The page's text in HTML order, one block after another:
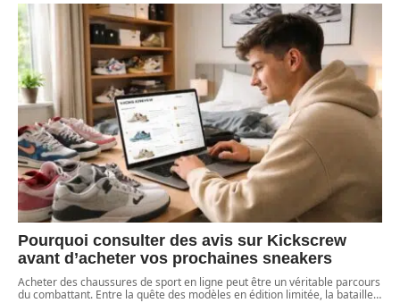
Pourquoi consulter des avis sur Kickscrew
avant d’acheter vos prochaines sneakers
Acheter des chaussures de sport en ligne peut être un véritable parcours
du combattant. Entre la quête des modèles en édition limitée, la bataille…